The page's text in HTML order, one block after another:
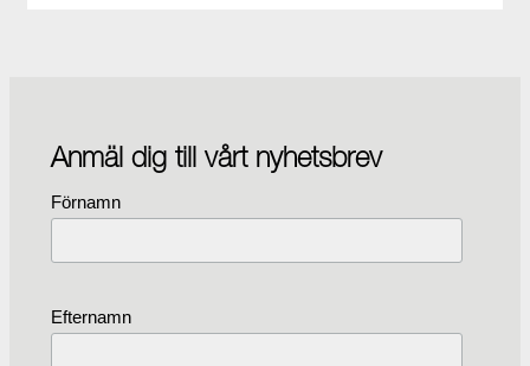
Anmäl dig till vårt nyhetsbrev
Förnamn
Efternamn